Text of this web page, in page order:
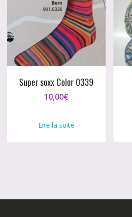
Super soxx Color 0339
10,00€
Lire la suite